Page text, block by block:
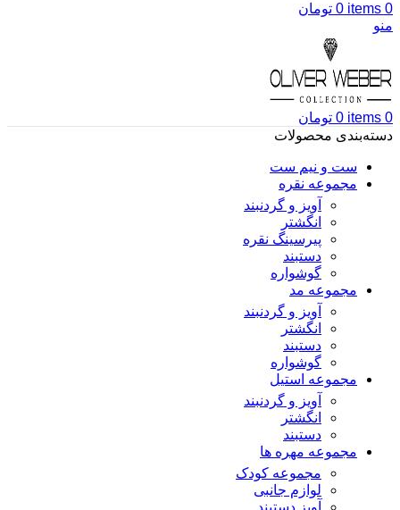
0
items
0 تومان
منو
0
items
0 تومان
دسته‌بندی محصولات
ست و نیم ست
مجموعه نقره
آویز و گردنبند
انگشتر
پیرسینگ نقره
دستبند
گوشواره
مجموعه مد
آویز و گردنبند
انگشتر
دستبند
گوشواره
مجموعه استیل
آویز و گردنبند
انگشتر
دستبند
مجموعه مهره ها
مجموعه کودک
لوازم جانبی
آویز دستبند